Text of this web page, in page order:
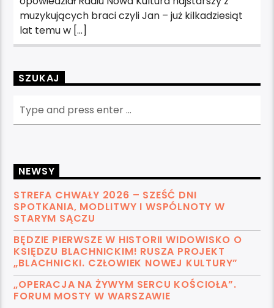
muzykujących braci czyli Jan – już kilkadziesiąt
lat temu w […]
SZUKAJ
NEWSY
STREFA CHWAŁY 2026 – SZEŚĆ DNI
SPOTKANIA, MODLITWY I WSPÓLNOTY W
STARYM SĄCZU
BĘDZIE PIERWSZE W HISTORII WIDOWISKO O
KSIĘDZU BLACHNICKIM! RUSZA PROJEKT
„BLACHNICKI. CZŁOWIEK NOWEJ KULTURY”
„OPERACJA NA ŻYWYM SERCU KOŚCIOŁA”.
FORUM MOSTY W WARSZAWIE